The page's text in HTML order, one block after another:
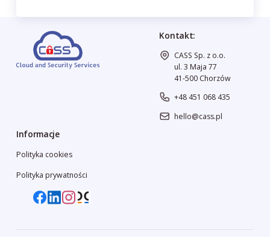
Kontakt:
CASS Sp. z o.o.
ul. 3 Maja 77
41-500 Chorzów
+48 451 068 435
hello@cass.pl
Informacje
Polityka cookies
Polityka prywatności